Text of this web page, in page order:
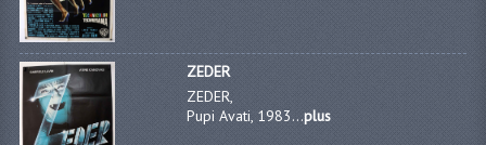
ZEDER
ZEDER,
Pupi Avati, 1983...plus